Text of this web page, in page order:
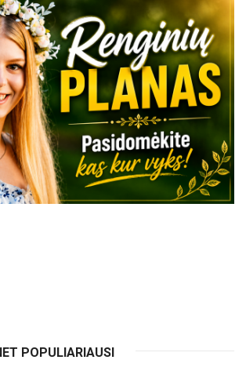
POPULIARIAUSI